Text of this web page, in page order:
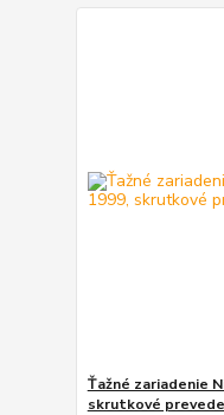
Ťažné zariadenie
skrutkové